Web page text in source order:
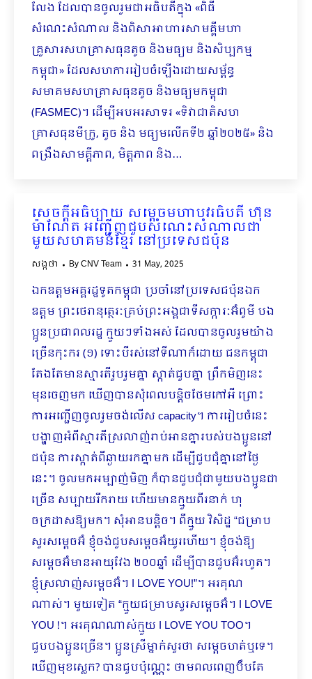
លែង ដែលបានចូលរួមជាអធិបតីក្នុង «ពិធី
សំណេះសំណាល និងពិសាអាហារសាមគ្គីមហា
គ្រួសារសហគ្រាសធុនតូច និងមធ្យម និងសិប្បកម្ម
កម្ពុជា» ដែលសហការរៀបចំឡើងដោយសម្ព័ន្ធ
សមាគមសហគ្រាសធុនតូច និងមធ្យមកម្ពុជា
(FASMEC)។ ដើម្បីអបអរសាទរ «ទិវាជាតិសហ
គ្រាសធុនមីក្រូ, តូច និង មធ្យមលើកទី២ ឆ្នាំ២០២៥» និង
ពង្រឹងសាមគ្គីភាព, មិត្តភាព និង…
សេចក្ដីអធិប្បាយ សម្ដេចមហាបវរធិបតី ហ៊ុន
ម៉ាណែត អញ្ជើញជួបសំណេះសំណាលជា
មួយសហគមន៍ខ្មែរ នៅប្រទេសជប៉ុន
សង្កថា ByCNV Team 31 May, 2025
ឯកឧត្តមអគ្គរដ្ឋទូតកម្ពុជា ប្រចាំនៅប្រទេសជប៉ុនឯក
ឧត្តម ព្រះថេរានុត្ថេរៈគ្រប់ព្រះអង្គជាទីសក្ការៈអ៊ំពូមី បង
ប្អូនប្រជាពលរដ្ឋ ក្មួយៗទាំងអស់ ដែលបានចូលរួមយ៉ាង
ច្រើនកុះករ (១) ទោះបីរស់នៅទីណាក៏ដោយ ជនកម្ពុជា
តែងតែមានស្មារតីរួបរួមគ្នា ស្កាត់ជួបគ្នា ព្រឹកមិញនេះ
មុនចេញមក ឃើញបានសុំពេលបន្តិចថែមកៅអី ព្រោះ
ការអញ្ជើញចូលរួមចង់លើស capacity។ ការរៀបចំនេះ
បង្ហាញអំពីស្មារតីស្រលាញ់រាប់អានគ្នារបស់បងប្អូននៅ
ជប៉ុន ការស្កាត់ពីឆ្ងាយរកគ្នាមក ដើម្បីជួបជុំគ្នានៅថ្ងៃ
នេះ។ ចូលមកអម្បាញ់មិញ ក៏បានជួបជុំជាមួយបងប្អូនជា
ច្រើន សប្បាយរីករាយ ហើយមានក្មួយពីរនាក់ ហុ
ចក្រដាសឱ្យមក។ សុំអានបន្តិច។ ពីក្មួយ វិសិដ្ឋ “ជម្រាប
សួរសម្ដេចអ៊ំ ខ្ញុំចង់ជួបសម្ដេចអ៊ំយូរហើយ។ ខ្ញុំចង់ឱ្យ
សម្ដេចអ៊ំមានអាយុវែង ២០០ឆ្នាំ ដើម្បីបានជួបអ៊ំរហូត។
ខ្ញុំស្រលាញ់សម្ដេចអ៊ំ។ I LOVE YOU!”។ អរគុណ
ណាស់។ មួយទៀត “ក្មួយជម្រាបសួរសម្ដេចអ៊ំ។ I LOVE
YOU !។ អរគុណណាស់ក្មួយ I LOVE YOU TOO។
ជួបបងប្អូនច្រើន។ ប្អូនស្រីម្នាក់សួរថា សម្ដេចហត់ឬទេ។
ឃើញមុខស្លេក? បានជួបប៉ុណ្ណេះ ថាមពលពេញប៊ឹបតែ